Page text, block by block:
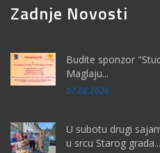
Zadnje Novosti
Budite sponzor
Maglaju...
07.08.2026
U subotu drugi
u srcu Starog grada...